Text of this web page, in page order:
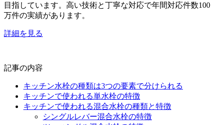
目指しています。高い技術と丁寧な対応で年間対応件数100
万件の実績があります。
詳細を見る
記事の内容
キッチン水栓の種類は3つの要素で分けられる
キッチンで使われる単水栓の特徴
キッチンで使われる混合水栓の種類と特徴
シングルレバー混合水栓の特徴